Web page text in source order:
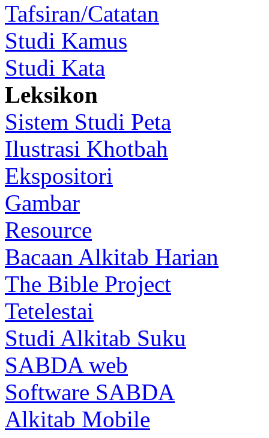
Tafsiran/Catatan
Studi Kamus
Studi Kata
Leksikon
Sistem Studi Peta
Ilustrasi Khotbah
Ekspositori
Gambar
Resource
Bacaan Alkitab Harian
The Bible Project
Tetelestai
Studi Alkitab Suku
SABDA web
Software SABDA
Alkitab Mobile